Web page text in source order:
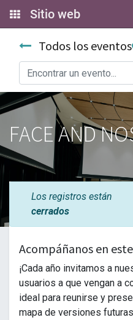
Sitio web
Todos los eventos
FACE AND
Los registros están
cerrados
Acompáñanos en
¡Cada año invitamos a
usuarios a que vengan a
ideal para reunirse y
mapa de versiones